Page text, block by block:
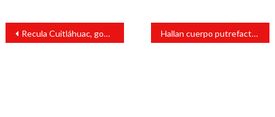
Navegación
entradas
Recula Cuitláhuac, gobierno de Veracruz rentó patrullas Hallan cuerpo putrefacto entre Santiago y San Andrés Tuxtla